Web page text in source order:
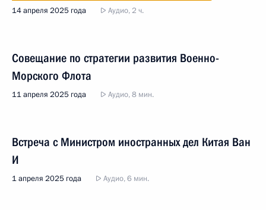
14 апреля 2025 года Аудио, 2 ч.
Совещание по стратегии развития Военно-
Морского Флота
11 апреля 2025 года Аудио, 8 мин.
Встреча с Министром иностранных дел Китая Ван
И
1 апреля 2025 года Аудио, 6 мин.